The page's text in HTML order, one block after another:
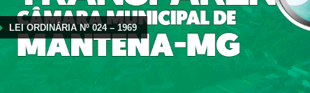
LEI ORDINÁRIA Nº 024 – 1969